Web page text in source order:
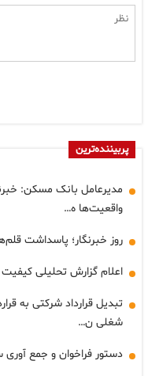
پربیننده‌ترین
مدیرعامل بانک مسکن:
واقعیت‌ها ه…
روز خبرنگار؛ پاسداشت
اعلام گزارش تحلیلی
تبدیل قرارداد شرکتی به
شغلی ن…
دستور فراخوان و جمع